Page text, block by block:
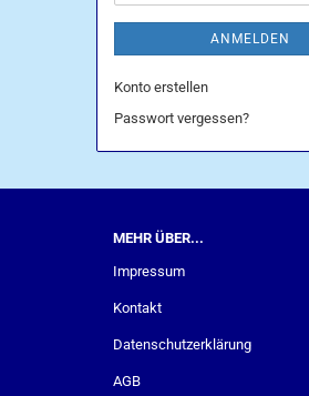
ANMELDEN
Konto erstellen
Passwort vergessen?
MEHR ÜBER...
Impressum
Kontakt
Datenschutzerklärung
AGB